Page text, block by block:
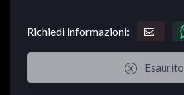
Richiedi informazioni:
Esaurito